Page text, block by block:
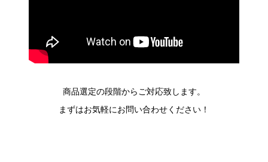
商品選定の段階からご対応致します。
まずはお気軽にお問い合わせください！